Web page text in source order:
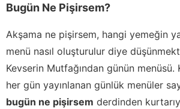
Bugün Ne Pişirsem?
Akşama ne pişirsem, hangi yemeğin
menü nasıl oluşturulur diye
Kevserin Mutfağından günün menüsü.
her gün yayınlanan günlük menüler
bugün ne pişirsem derdinden